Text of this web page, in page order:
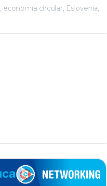
, economía circular, Eslovenia,